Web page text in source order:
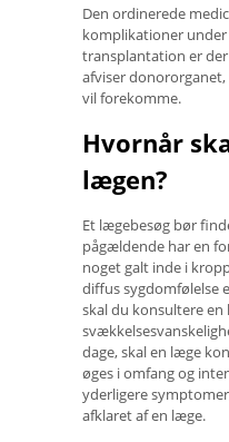
Den ordinerede
komplikationer
transplantation er
afviser
vil forekomme.
Hvornår
lægen?
Et lægebesøg bør
pågældende har en
noget galt inde i
diffus sygdomfølelse
skal du konsultere
dage, skal en læge
øges i omfang og
yderligere
afklaret af en læge.